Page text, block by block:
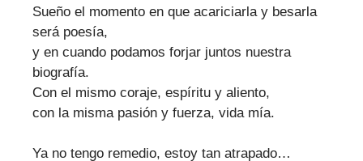
Sueño el momento en que acariciarla y besarla
será poesía,
y en cuando podamos forjar juntos nuestra
biografía.
Con el mismo coraje, espíritu y aliento,
con la misma pasión y fuerza, vida mía.
Ya no tengo remedio, estoy tan atrapado…